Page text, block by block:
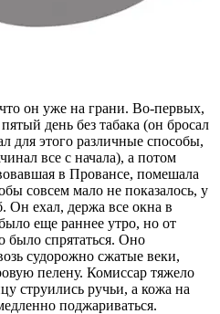
он уже на грани. Во-первых,
день без табака (он бросал
для этого различные способы,
все с начала), а потом
в Провансе, помешала
совсем мало не показалось, у
Он ехал, держа все окна в
еще раннее утро, но от
было спрятаться. Оно
судорожно сжатые веки,
пелену. Комиссар тяжело
струились ручьи, а кожа на
поджариваться.